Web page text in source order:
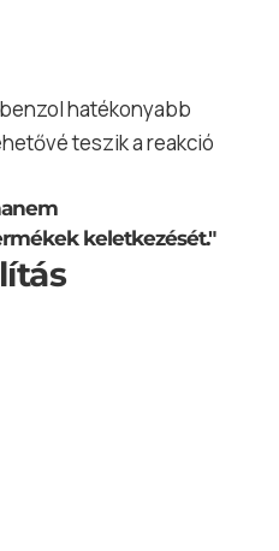
hatékonyabb
teszik a reakció
keletkezését."